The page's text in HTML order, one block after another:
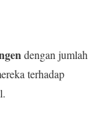
dengan jumlah
terhadap